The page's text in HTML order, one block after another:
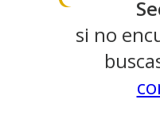
si no